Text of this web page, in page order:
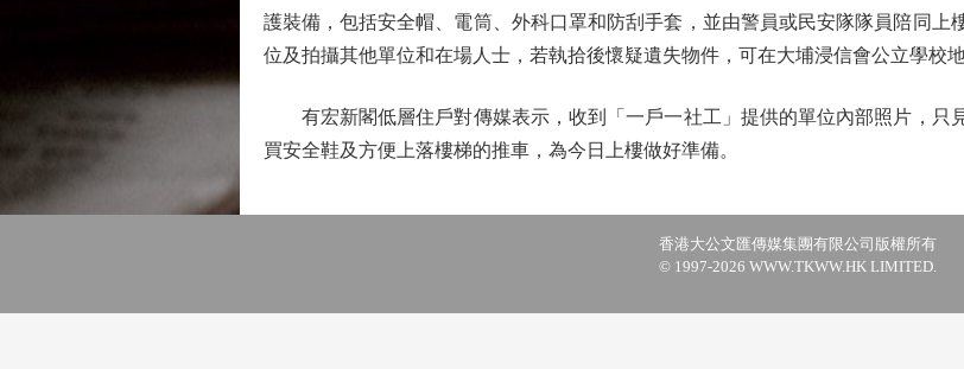
護裝備，包括安全帽、電筒、外科口罩和防刮手套，並由警員或民安隊隊員陪同上
位及拍攝其他單位和在場人士，若執拾後懷疑遺失物件，可在大埔浸信會公立學校
有宏新閣低層住戶對傳媒表示，收到「一戶一社工」提供的單位內部照片，只
買安全鞋及方便上落樓梯的推車，為今日上樓做好準備。
香港大公文匯傳媒集團有限公司版權所有
© 1997-2026 WWW.TKWW.HK LIMITED.